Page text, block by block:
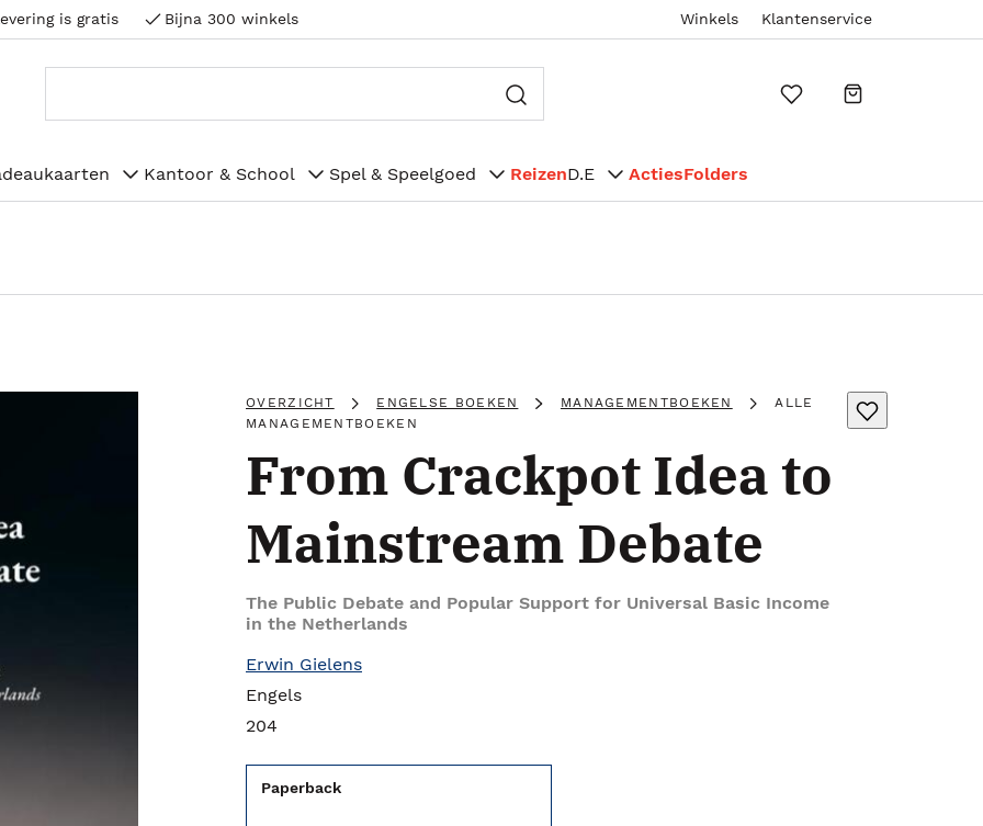
is gratis Bijna 300 winkels Winkels Klantenservice
Kantoor & School Spel & Speelgoed ReizenD.E ActiesFolders
OVERZICHT ENGELSE BOEKEN MANAGEMENTBOEKEN
ALLE
MANAGEMENTBOEKEN
From Crackpot Idea to
Mainstream Debate
The Public Debate and Popular Support for Universal Basic Income
in the Netherlands
Erwin Gielens
Engels
204
Paperback